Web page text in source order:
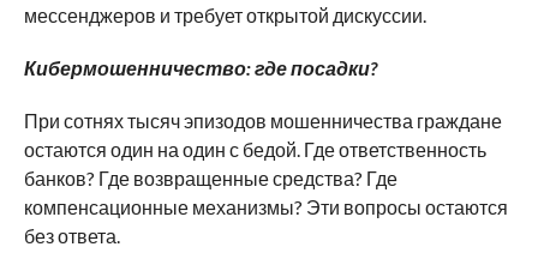
мессенджеров и требует открытой дискуссии.
Кибермошенничество: где посадки?
При сотнях тысяч эпизодов мошенничества граждане
остаются один на один с бедой. Где ответственность
банков? Где возвращенные средства? Где
компенсационные механизмы? Эти вопросы остаются
без ответа.